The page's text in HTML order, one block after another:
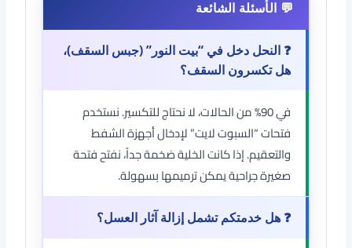
❓ النحل دخل في “بيت النور” (جبس السقف)،
هل تكسرون السقف؟
في 90% من الحالات، لا نحتاج للتكسير. نستخدم
فتحات “السبوت لايت” لإدخال أجهزة الشفط
والتعقيم. إذا كانت الخلية ضخمة جداً، نفتح فتحة
صغيرة جراحية يمكن ترميمها بسهولة.
❓ هل خدمتكم تشمل إزالة آثار العسل؟